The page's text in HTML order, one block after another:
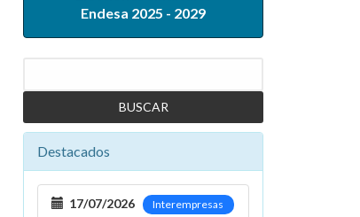
Endesa 2025 - 2029
Destacados
Interempresas
17/07/2026